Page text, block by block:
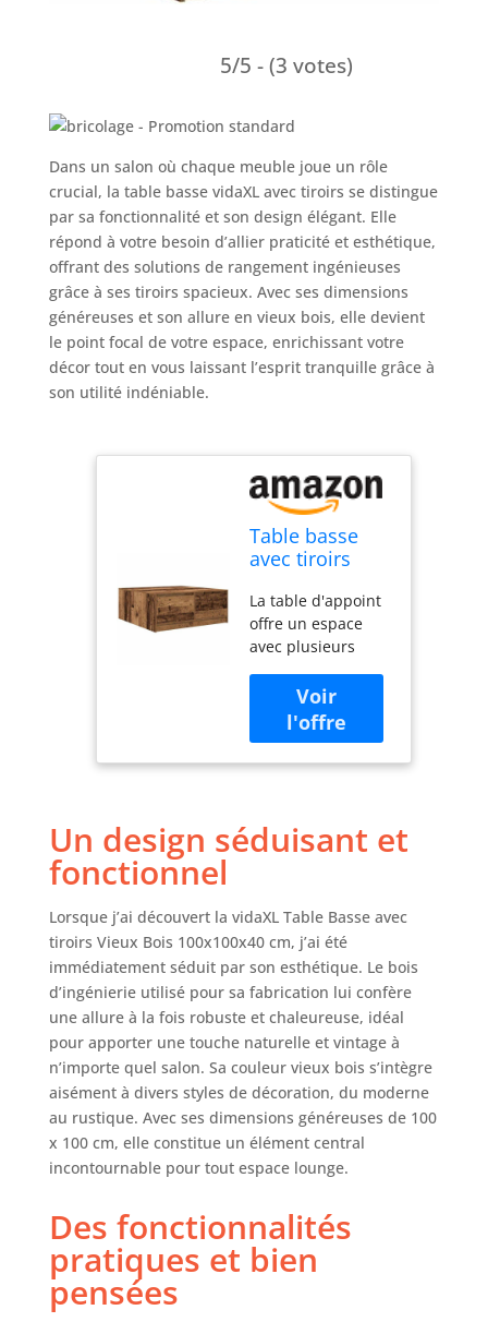
5/5 - (3 votes)
Dans un salon où chaque meuble joue un rôle
crucial, la table basse vidaXL avec tiroirs se distingue
par sa fonctionnalité et son design élégant. Elle
répond à votre besoin d’allier praticité et esthétique,
offrant des solutions de rangement ingénieuses
grâce à ses tiroirs spacieux. Avec ses dimensions
généreuses et son allure en vieux bois, elle devient
le point focal de votre espace, enrichissant votre
décor tout en vous laissant l’esprit tranquille grâce à
son utilité indéniable.
Table basse
avec tiroirs
100x100x40 cm
La table d'appoint
offre un espace
avec plusieurs
tiroirs, gardant
votre espace bien
rangé et organisé
et ajoutant
praticité et
Matériau stable et
durable : le
durable avec une
surface lisse qui
résiste à
l'humidité, à la
déformation et aux
fissures, ce qui en
fait un choix fiable
pour divers
projets. Grand
espace de
rangement : la
table basse
plusieurs tiroirs
pour garder les
magazines, livres,
Un design séduisant et
fonctionnel
Lorsque j’ai découvert la vidaXL Table Basse avec
tiroirs Vieux Bois 100x100x40 cm, j’ai été
immédiatement séduit par son esthétique. Le bois
d’ingénierie utilisé pour sa fabrication lui confère
une allure à la fois robuste et chaleureuse, idéal
pour apporter une touche naturelle et vintage à
n’importe quel salon. Sa couleur vieux bois s’intègre
aisément à divers styles de décoration, du moderne
au rustique. Avec ses dimensions généreuses de 100
x 100 cm, elle constitue un élément central
incontournable pour tout espace lounge.
Des fonctionnalités
pratiques et bien
pensées